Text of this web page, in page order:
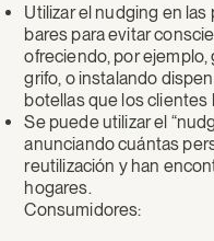
Utilizar el nudging en
bares para evitar
ofreciendo, por ejemplo,
grifo, o instalando
botellas que los clientes
Se puede utilizar el
anunciando cuántas
reutilización y han
hogares.
Consumidores: